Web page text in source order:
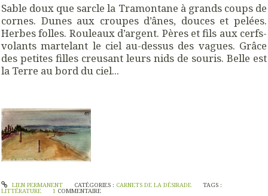
Sable doux que sarcle la Tramontane à grands coups de
cornes. Dunes aux croupes d’ânes, douces et pelées.
Herbes folles. Rouleaux d’argent. Pères et fils aux cerfs-
volants martelant le ciel au-dessus des vagues. Grâce
des petites filles creusant leurs nids de souris. Belle est
la Terre au bord du ciel...
LIEN PERMANENT CATÉGORIES : CARNETS DE LA DÉSIRADE TAGS :
LITTÉRATURE 1 COMMENTAIRE